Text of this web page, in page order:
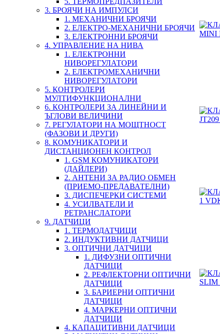
3. БРОЯЧИ НА ИМПУЛСИ
1. МЕХАНИЧНИ БРОЯЧИ
2. ЕЛЕКТРО-МЕХАНИЧНИ БРОЯЧИ
3. ЕЛЕКТРОННИ БРОЯЧИ
4. УПРАВЛЕНИЕ НА НИВА
1. ЕЛЕКТРОННИ
НИВОРЕГУЛАТОРИ
2. ЕЛЕКТРОМЕХАНИЧНИ
НИВОРЕГУЛАТОРИ
5. КОНТРОЛЕРИ
МУЛТИФУНКЦИОНАЛНИ
6. КОНТРОЛЕРИ ЗА ЛИНЕЙНИ И
ЪГЛОВИ ВЕЛИЧИНИ
7. РЕГУЛАТОРИ НА МОЩТНОСТ
(ФАЗОВИ И ДРУГИ)
8. КОМУНИКАТОРИ И
ДИСТАНЦИОНЕН КОНТРОЛ
1. GSM КОМУНИКАТОРИ
(ДАЙЛЕРИ)
2. АНТЕНИ ЗА РАДИО ОБМЕН
(ПРИЕМО-ПРЕДАВАТЕЛНИ)
3. ДИСПЕЧЕРКИ СИСТЕМИ
4. УСИЛВАТЕЛИ И
РЕТРАНСЛАТОРИ
9. ДАТЧИЦИ
1. ТЕРМОДАТЧИЦИ
2. ИНДУКТИВНИ ДАТЧИЦИ
3. ОПТИЧНИ ДАТЧИЦИ
1. ДИФУЗНИ ОПТИЧНИ
ДАТЧИЦИ
2. РЕФЛЕКТОРНИ ОПТИЧНИ
ДАТЧИЦИ
3. БАРИЕРНИ ОПТИЧНИ
ДАТЧИЦИ
4. МАРКЕРНИ ОПТИЧНИ
ДАТЧИЦИ
4. КАПАЦИТИВНИ ДАТЧИЦИ